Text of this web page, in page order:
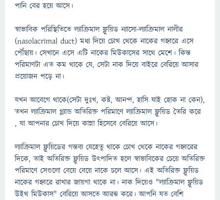
পানি বের হয়ে আসে।
স্বাভাবিক পরিস্থিতিতে ল্যাক্রিমাল ফ্লুয়িড ন্যাসো-ল্যাক্রিমাল নালীর
(nasolacrimal duct) মধ্য দিয়ে চোখ থেকে নাকের গহ্বরে এসে
পৌঁছায়। সেখানে এসে এটি নাকের মিউকাসের সাথে মেশে। কিন্ত
পরিমাণটা এত কম থাকে যে, সেটা নাক দিয়ে বাইরে বেরিয়ে আসার
প্রয়োজন পড়ে না।
যখন আবেগে থাকে(সেটা দুঃখ, কষ্ট, আনন্দ, হাসি যাই হোক না কেন),
তখন ল্যাক্রিমাল গ্ল্যান্ড অতিরিক্ত পরিমাণে ল্যাক্রিমাল ফ্লুয়িড তৈরি করে
, যা আপনার চোখ দিয়ে কান্না হিসেবে বেরিয়ে আসে।
ল্যাক্রিমাল ফ্লুয়িডের গন্তব্য যেহেতু থাকে চোখ থেকে নাকের গহ্বরের
দিকে, তাই অতিরিক্ত ফ্লুয়িড উৎপাদিত হলে স্বাভাবিকের চেয়ে অতিরিক্ত
পরিমাণে সেগুলো বেয়ে বেয়ে নাকে চলে আসে। এই অতিরিক্ত ফ্লুয়িড
নাকের গহ্বরে রাখার জায়গা থাকে না। নাক দিয়েও "ল্যাক্রিমাল ফ্লুয়িড
উইথ মিউকাস" বেরিয়ে আসতে আরম্ভ করে। আপনি যত বেশি